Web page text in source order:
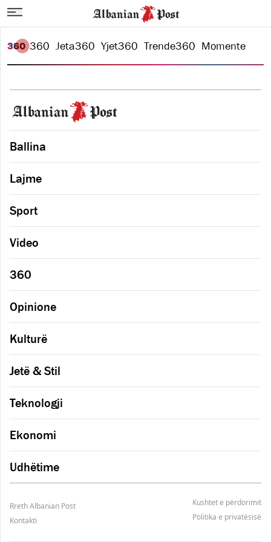
360 Jeta360 Yjet360 Trende360 Momente
Ballina
Lajme
Sport
Video
360
Opinione
Kulturë
Jetë & Stil
Teknologji
Ekonomi
Udhëtime
Rreth Albanian Post
Kushtet e përdorimit
Kontakti
Politika e privatësisë